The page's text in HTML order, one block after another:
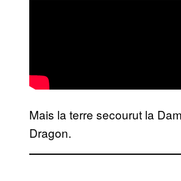
Mais la terre secourut la
Dragon.